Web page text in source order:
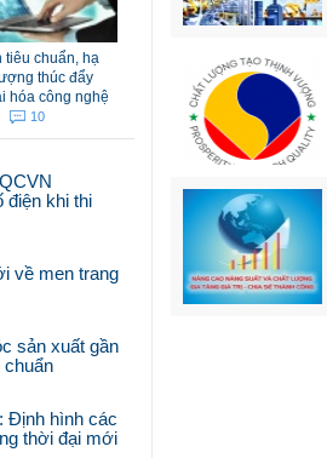
tiêu chuẩn, hạ
thúc đẩy
hóa công nghệ
10
điện khi thi
về men trang
sản xuất gần
chuẩn
Định hình các
thời đại mới